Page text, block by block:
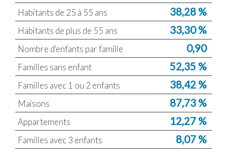
Habitants de 25 à 55 ans 38,28 %
Habitants de plus de 55 ans 33,30 %
Nombre d'enfants par famille 0,90
Familles sans enfant 52,35 %
Familles avec 1 ou 2 enfants 38,42 %
Maisons 87,73 %
Appartements 12,27 %
Familles avec 3 enfants 8,07 %